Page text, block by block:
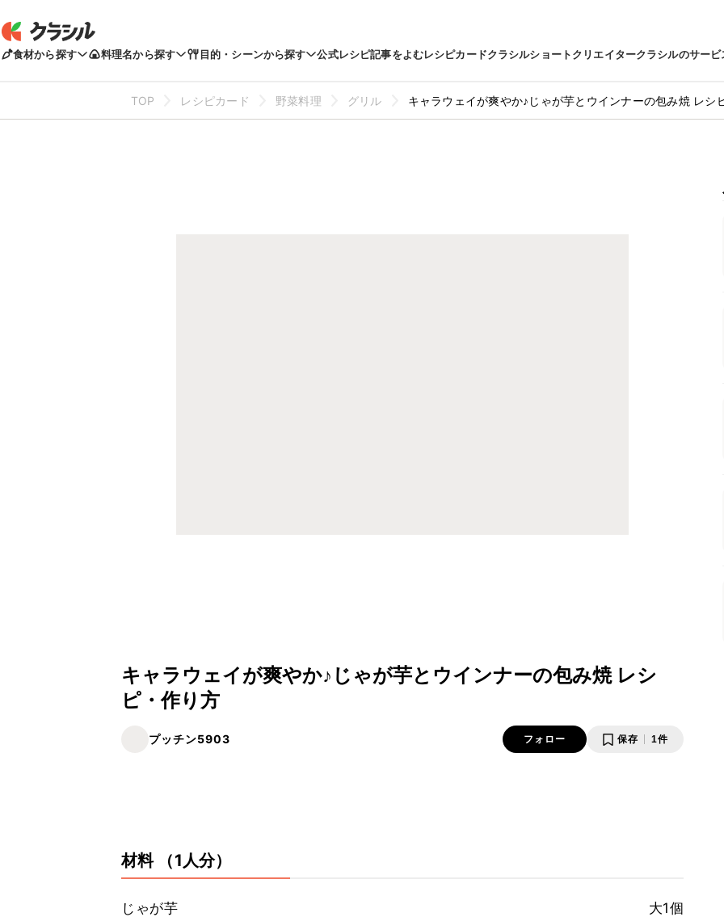
食材から探す 料理名から探す 目的・シーンから探す 公式レシピ記事をよむレシピカードクラシルショートクリエイタークラシルのサービ
TOP レシピカード 野菜料理 グリル キャラウェイが爽やか♪じゃが芋とウインナーの包み焼 レシ
キャラウェイが爽やか♪じゃが芋とウインナーの包み焼 レシ
ピ・作り方
プッチン5903 フォロー 保存 1件
材料 （1人分）
じゃが芋
大1個